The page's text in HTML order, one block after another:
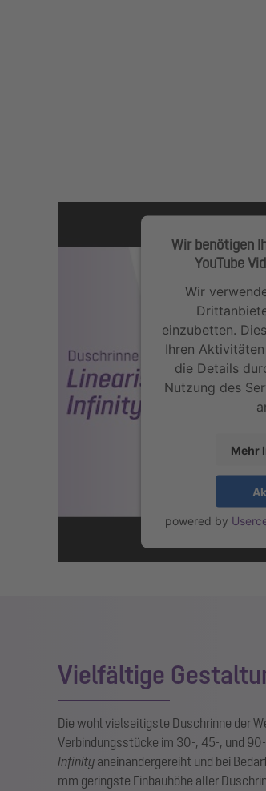
Wir benötigen
YouTube
Wir
einzubetten.
Ihren Aktivitäten
die Details
Nutzung des
Mehr
powered by
Vielfältige
Die wohl vielseitigste Duschrinne der
Verbindungsstücke im 30-, 45-, und
Infinity aneinandergereiht und bei
mm geringste Einbauhöhe aller